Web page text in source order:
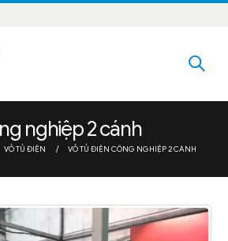
nghiệp 2 cánh
VỎ TỦ ĐIỆN VỎ TỦ ĐIỆN CÔNG NGHIỆP 2 CÁNH